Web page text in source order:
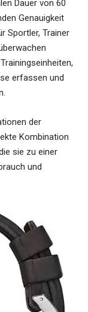
Dauer von 60
Genauigkeit
Sportler, Trainer
erfassen und
der
Kombination
sie zu einer
und